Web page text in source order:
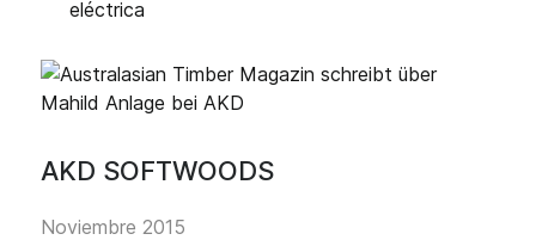
eléctrica
AKD SOFTWOODS
Noviembre 2015